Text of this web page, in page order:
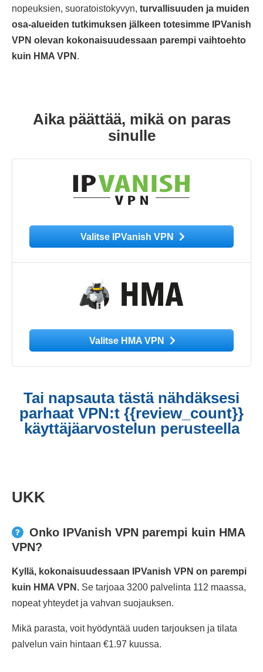
nopeuksien, suoratoistokyvyn, turvallisuuden ja muiden
osa-alueiden tutkimuksen jälkeen totesimme IPVanish
VPN olevan kokonaisuudessaan parempi vaihtoehto
kuin HMA VPN .
Aika päättää, mikä on paras
sinulle
Valitse IPVanish VPN
Valitse HMA VPN
Tai napsauta tästä nähdäksesi
parhaat VPN:t {{review_count}}
käyttäjäarvostelun perusteella
UKK
Onko IPVanish VPN parempi kuin HMA
VPN?
Kyllä, kokonaisuudessaan IPVanish VPN on parempi
kuin HMA VPN. Se tarjoaa 3200 palvelinta 112 maassa,
nopeat yhteydet ja vahvan suojauksen.
Mikä parasta, voit hyödyntää uuden tarjouksen ja tilata
palvelun vain hintaan €1.97 kuussa.